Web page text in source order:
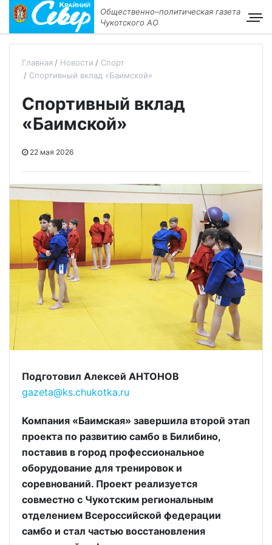
Общественно–политическая газета
Чукотского АО
Главная Новости
Спорт
Спортивный вклад «Баимской»
Спортивный вклад
«Баимской»
22 мая 2026
Подготовил Алексей АНТОНОВ
gazeta@ks.chukotka.ru
Компания «Баимская» завершила второй этап
проекта по развитию самбо в Билибино,
поставив в город профессиональное
оборудование для тренировок и
соревнований. Проект реализуется
совместно с Чукотским региональным
отделением Всероссийской федерации
самбо и стал частью восстановления